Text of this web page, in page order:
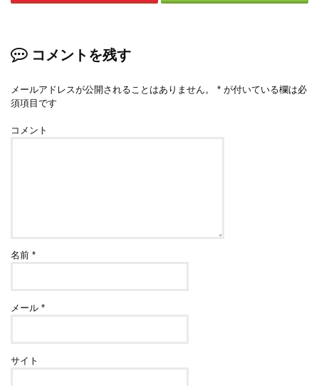
コメントを残す
メールアドレスが公開されることはありません。 * が付いている欄は必
須項目です
コメント
名前*
メール*
サイト